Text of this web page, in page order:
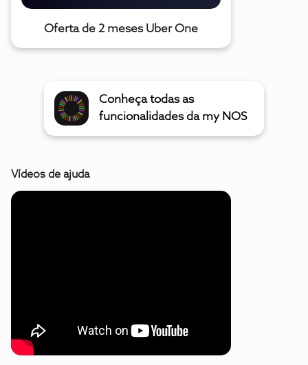
Oferta de 2 meses Uber One
Conheça todas as
funcionalidades da my NOS
Vídeos de ajuda